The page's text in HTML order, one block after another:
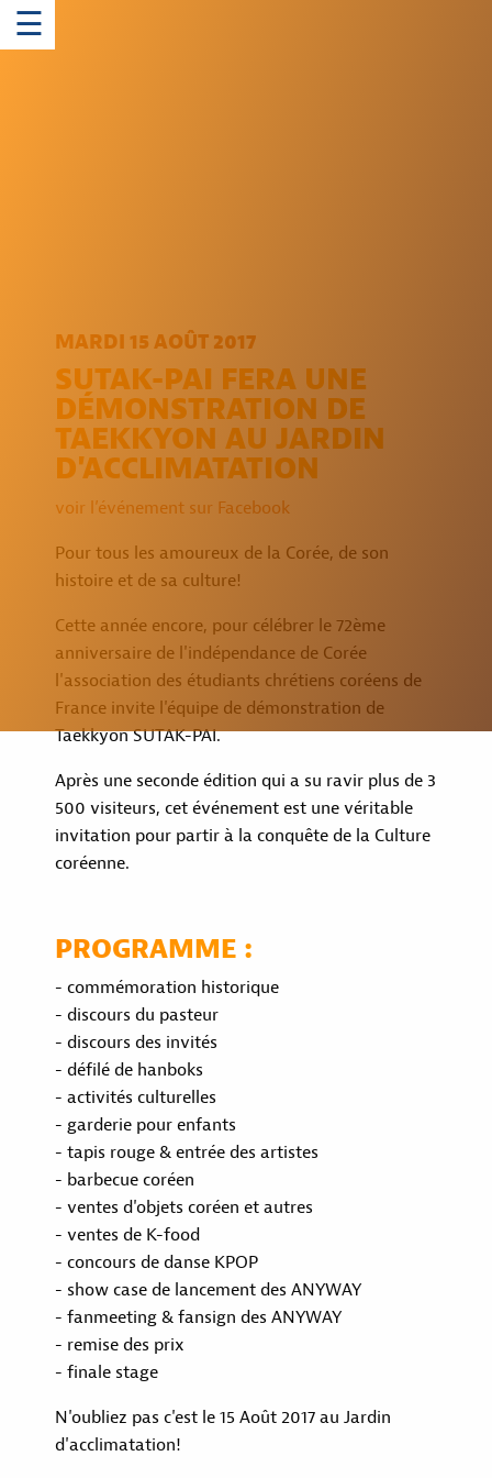
LE CFTK
LE TAEKKYON
ACTUALITÉS
CALENDRIER
☰
MARDI 15 AOÛT 2017
SUTAK-PAI FERA UNE
DÉMONSTRATION DE
TAEKKYON AU JARDIN
D'ACCLIMATATION
voir l’événement sur Facebook
Pour tous les amoureux de la Corée, de son
histoire et de sa culture!
Cette année encore, pour célébrer le 72ème
anniversaire de l'indépendance de Corée
l'association des étudiants chrétiens coréens de
France invite l'équipe de démonstration de
Taekkyon SUTAK-PAI.
Après une seconde édition qui a su ravir plus de 3
500 visiteurs, cet événement est une véritable
invitation pour partir à la conquête de la Culture
coréenne.
PROGRAMME :
- commémoration historique
- discours du pasteur
- discours des invités
- défilé de hanboks
- activités culturelles
- garderie pour enfants
- tapis rouge & entrée des artistes
- barbecue coréen
- ventes d'objets coréen et autres
- ventes de K-food
- concours de danse KPOP
- show case de lancement des ANYWAY
- fanmeeting & fansign des ANYWAY
- remise des prix
- finale stage
N'oubliez pas c'est le 15 Août 2017 au Jardin
d'acclimatation!